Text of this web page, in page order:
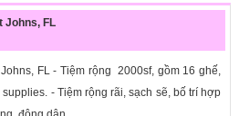
Johns, FL
FL - Tiệm rộng 2000sf, gồm 16 ghế,
- Tiệm rộng rãi, sạch sẽ, bố trí hợp